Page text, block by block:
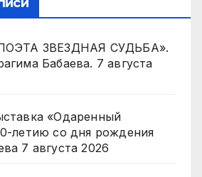
ЗВЕЗДНАЯ СУДЬБА».
Бабаева. 7 августа
«Одаренный
летию со дня рождения
7 августа 2026